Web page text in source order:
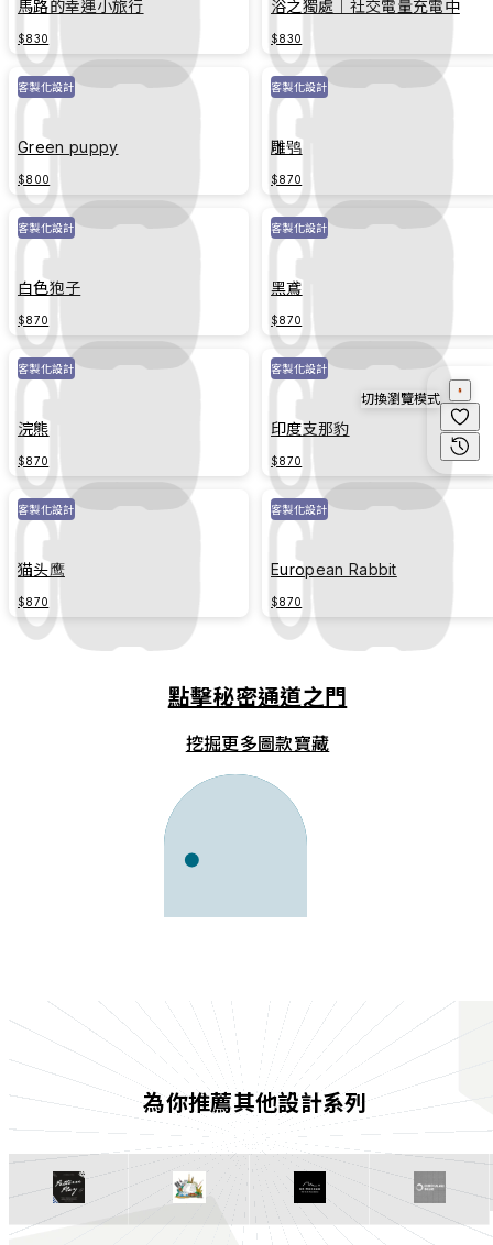
馬路的幸運小旅行
$830
浴之獨處｜社交電量充電中
$830
客製化設計
Green puppy
$800
客製化設計
雕鸮
$870
客製化設計
白色狍子
$870
客製化設計
黑鳶
$870
客製化設計
浣熊
$870
客製化設計
印度支那豹
$870
客製化設計
猫头鹰
$870
客製化設計
European Rabbit
$870
點擊秘密通道之門
挖掘更多圖款寶藏
為你推薦其他設計系列
切換瀏覽模式